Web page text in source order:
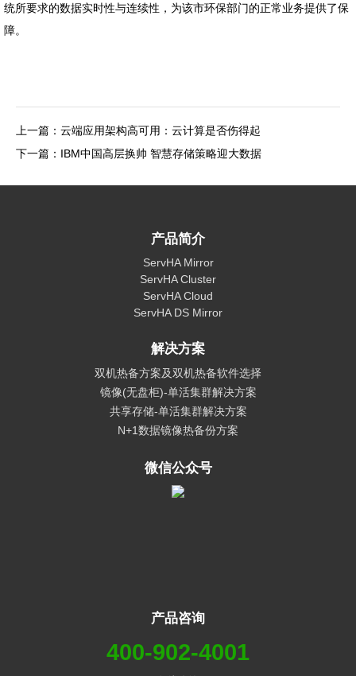
统所要求的数据实时性与连续性，为该市环保部门的正常业务提供了保
障。
上一篇：云端应用架构高可用：云计算是否伤得起
下一篇：IBM中国高层换帅 智慧存储策略迎大数据
产品简介
ServHA Mirror
ServHA Cluster
ServHA Cloud
ServHA DS Mirror
解决方案
双机热备方案及双机热备软件选择
镜像(无盘柜)-单活集群解决方案
共享存储-单活集群解决方案
N+1数据镜像热备份方案
微信公众号
产品咨询
400-902-4001